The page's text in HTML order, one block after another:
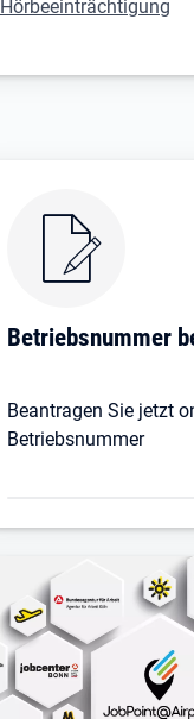
Hörbeeinträchtigung
Betriebsnummer
Beantragen Sie jetzt
Betriebsnummer